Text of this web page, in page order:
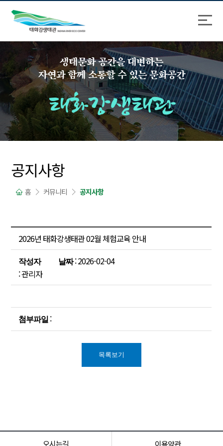
생태문화 공간을 대변하는
자연과 함께 소통할 수 있는 문화공간
태화강생태관
공지사항
홈 커뮤니티 공지사항
2026년 태화강생태관 02월 체험교육 안내
작성자
: 관리자
날짜: 2026-02-04
첨부파일 :
목록보기
오시는길 이용약관